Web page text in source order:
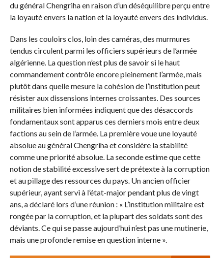
du général Chengriha en raison d’un déséquilibre perçu entre
la loyauté envers la nation et la loyauté envers des individus.
Dans les couloirs clos, loin des caméras, des murmures
tendus circulent parmi les officiers supérieurs de l’armée
algérienne. La question n’est plus de savoir si le haut
commandement contrôle encore pleinement l’armée, mais
plutôt dans quelle mesure la cohésion de l’institution peut
résister aux dissensions internes croissantes. Des sources
militaires bien informées indiquent que des désaccords
fondamentaux sont apparus ces derniers mois entre deux
factions au sein de l’armée. La première voue une loyauté
absolue au général Chengriha et considère la stabilité
comme une priorité absolue. La seconde estime que cette
notion de stabilité excessive sert de prétexte à la corruption
et au pillage des ressources du pays. Un ancien officier
supérieur, ayant servi à l’état-major pendant plus de vingt
ans, a déclaré lors d’une réunion : « L’institution militaire est
rongée par la corruption, et la plupart des soldats sont des
déviants. Ce qui se passe aujourd’hui n’est pas une mutinerie,
mais une profonde remise en question interne ».